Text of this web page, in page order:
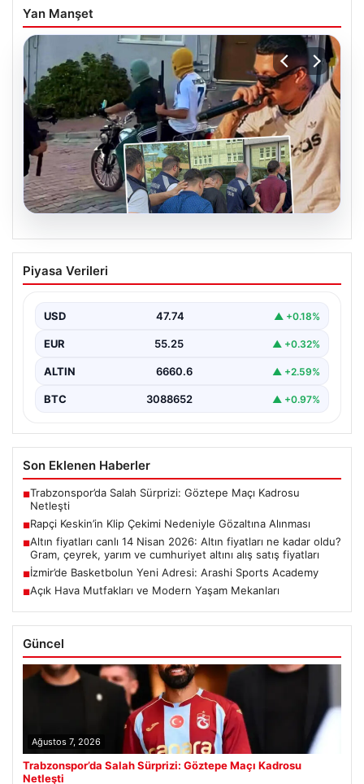
Yan Manşet
06.08.2026
Rapçi Keskin’in Klip Çekimi Nedeniyle
Gözaltına Alınması
bilinen rapçi Yüşa Keskin, klip çekimi sırasında silah…
Piyasa Verileri
USD 47.74 ▲ +0.18%
EUR 55.25 ▲ +0.32%
ALTIN 6660.6 ▲ +2.59%
BTC 3088652 ▲ +0.97%
Son Eklenen Haberler
■Trabzonspor’da Salah Sürprizi: Göztepe Maçı Kadrosu
Netleşti
■Rapçi Keskin’in Klip Çekimi Nedeniyle Gözaltına Alınması
■Altın fiyatları canlı 14 Nisan 2026: Altın fiyatları ne kadar oldu?
Gram, çeyrek, yarım ve cumhuriyet altını alış satış fiyatları
■İzmir’de Basketbolun Yeni Adresi: Arashi Sports Academy
■Açık Hava Mutfakları ve Modern Yaşam Mekanları
Güncel
Ağustos 7, 2026
Trabzonspor’da Salah Sürprizi: Göztepe Maçı Kadrosu
Netleşti